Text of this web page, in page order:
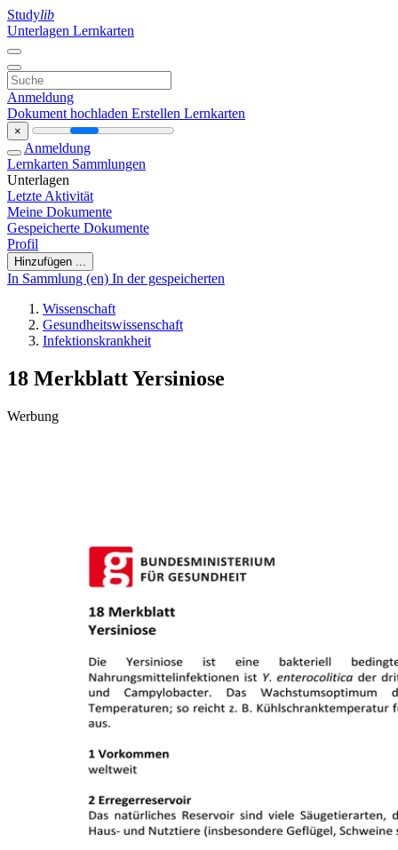
Studylib
Unterlagen Lernkarten
Anmeldung
Dokument hochladen Erstellen Lernkarten
×
Anmeldung
Lernkarten Sammlungen
Unterlagen
Letzte Aktivität
Meine Dokumente
Gespeicherte Dokumente
Profil
Hinzufügen ...
In Sammlung (en) In der gespeicherten
Wissenschaft
Gesundheitswissenschaft
Infektionskrankheit
18 Merkblatt Yersiniose
Werbung